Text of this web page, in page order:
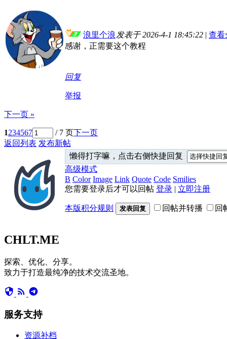
浪里个浪发表于 2026-4-1 18:45:22 | 查看
感谢，正需要这个教程
回复
举报
下一页 »
1234567 / 7 页下一页
返回列表 发布新帖
懒得打字嘛，点击右侧快捷回复
高级模式
B Color Image Link Quote Code Smilies
您需要登录后才可以回帖 登录 | 立即注册
本版积分规则 发表回复 回帖并转播 回
CHLT.ME
探索、优化、分享。
致力于打造最纯净的技术交流圣地。
服务支持
资源补档